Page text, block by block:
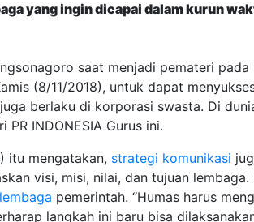
yang ingin dicapai dalam kurun
saat menjadi pemateri pada
(8/11/2018), untuk dapat
berlaku di korporasi swasta. Di
PR INDONESIA Gurus ini.
itu mengatakan, strategi komunikasi
visi, misi, nilai, dan tujuan lembaga.
lembaga pemerintah. “Humas harus
langkah ini baru bisa